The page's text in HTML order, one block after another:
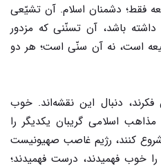
فقط؛ دشمنان اسلام. آن تشیّعی
باشد، آن تسنّنی که مزدور
است، نه آن سنّی است؛ هر دو
فکرند، دنبال این نقشه‌اند. خوب
اسلامی گریبان یکدیگر را
کنند، رژیم غاصب صهیونیست
خوب فهمیدند، درست فهمیدند؛